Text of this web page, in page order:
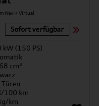
Sofort verfügbar
kW (150 PS)
cm³
100 km
km